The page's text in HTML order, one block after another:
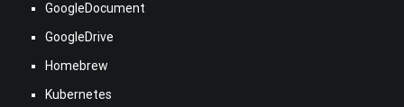
GoogleDocument
GoogleDrive
Homebrew
Kubernetes